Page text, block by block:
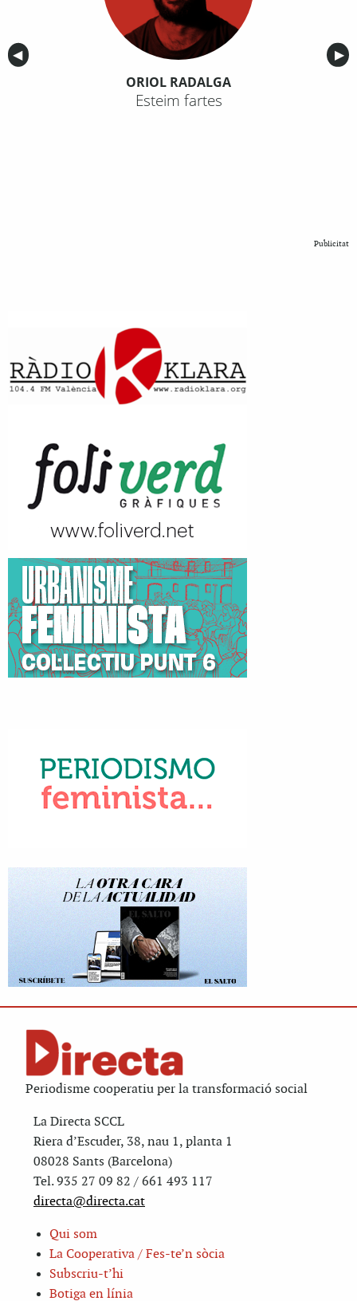
Anterior
◀︎ ▶︎
ORIOL RADALGA
Esteim fartes
Publicitat
Periodisme cooperatiu per la transformació social
La Directa SCCL
Riera d’Escuder, 38, nau 1, planta 1
08028 Sants (Barcelona)
Tel. 935 27 09 82 / 661 493 117
directa@directa.cat
Qui som
La Cooperativa / Fes-te’n sòcia
Subscriu-t’hi
Botiga en línia